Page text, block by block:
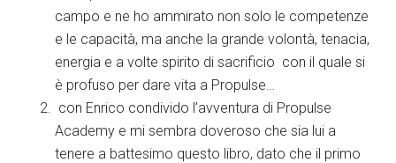
campo e ne ho ammirato non solo le competenze
e le capacità, ma anche la grande volontà, tenacia,
energia e a volte spirito di sacrificio con il quale si
è profuso per dare vita a Propulse…
con Enrico condivido l’avventura di Propulse
Academy e mi sembra doveroso che sia lui a
tenere a battesimo questo libro, dato che il primo